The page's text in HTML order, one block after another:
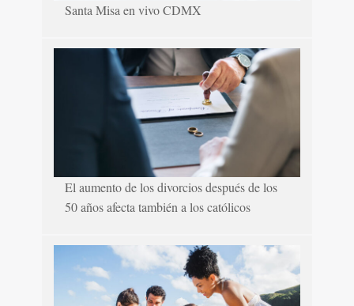
Santa Misa en vivo CDMX
El aumento de los divorcios después de los
50 años afecta también a los católicos